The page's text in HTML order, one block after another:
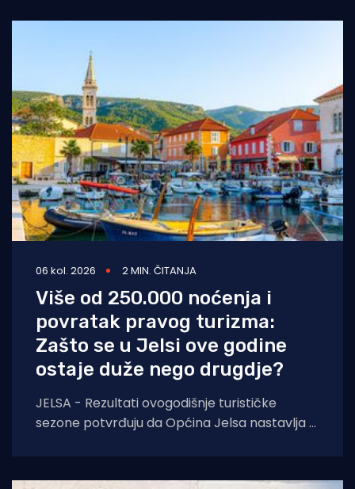
06 kol. 2026 2 MIN. ČITANJA
Više od 250.000 noćenja i
povratak pravog turizma:
Zašto se u Jelsi ove godine
ostaje duže nego drugdje?
JELSA - Rezultati ovogodišnje turističke
sezone potvrđuju da Općina Jelsa nastavlja u